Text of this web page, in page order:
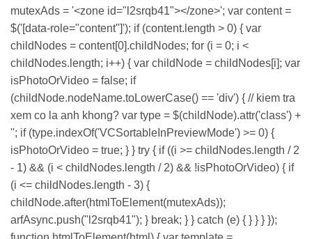
mutexAds = '<zone id="l2srqb41"></zone>'; var content =
$('[data-role="content"]'); if (content.length > 0) { var
childNodes = content[0].childNodes; for (i = 0; i <
childNodes.length; i++) { var childNode = childNodes[i]; var
isPhotoOrVideo = false; if
(childNode.nodeName.toLowerCase() == 'div') { // kiem tra
xem co la anh khong? var type = $(childNode).attr('class') +
''; if (type.indexOf('VCSortableInPreviewMode') >= 0) {
isPhotoOrVideo = true; } } try { if ((i >= childNodes.length / 2
- 1) && (i < childNodes.length / 2) && !isPhotoOrVideo) { if
(i <= childNodes.length - 3) {
childNode.after(htmlToElement(mutexAds));
arfAsync.push("l2srqb41"); } break; } } catch (e) { } } } });